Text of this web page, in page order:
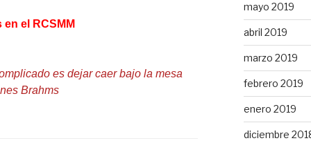
el RCSMM
es dejar caer bajo la mesa
Brahms
mayo 2019
abril 2019
marzo 2019
febrero 2019
enero 2019
diciembre